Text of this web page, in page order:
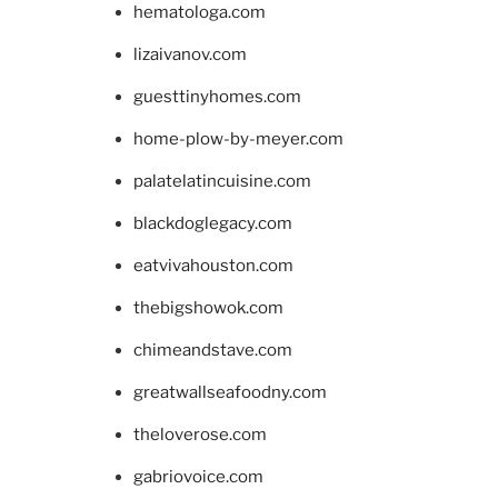
hematologa.com
lizaivanov.com
guesttinyhomes.com
home-plow-by-meyer.com
palatelatincuisine.com
blackdoglegacy.com
eatvivahouston.com
thebigshowok.com
chimeandstave.com
greatwallseafoodny.com
theloverose.com
gabriovoice.com